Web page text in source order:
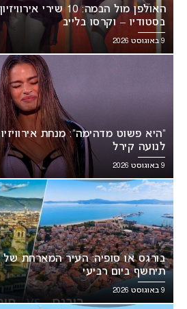
האולפן מול הבמה: 10
בסטודיו – וקרסו בלייב
9 באוגוסט 2026
לנועה קירל
9 באוגוסט 2026
תיחשף ביום רביעי
9 באוגוסט 2026